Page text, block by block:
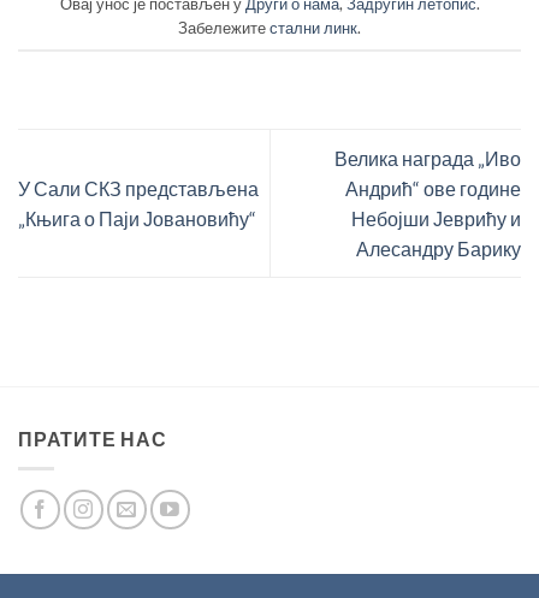
Овај унос је постављен уДруги о нама,Задругин летопис.
Забележитестални линк.
У Сали СКЗ представљена
„Књига о Паји Јовановићу“
Велика награда „Иво
Андрић“ ове године
Небојши Јеврићу и
Алесандру Барику
ПРАТИТЕ НАС